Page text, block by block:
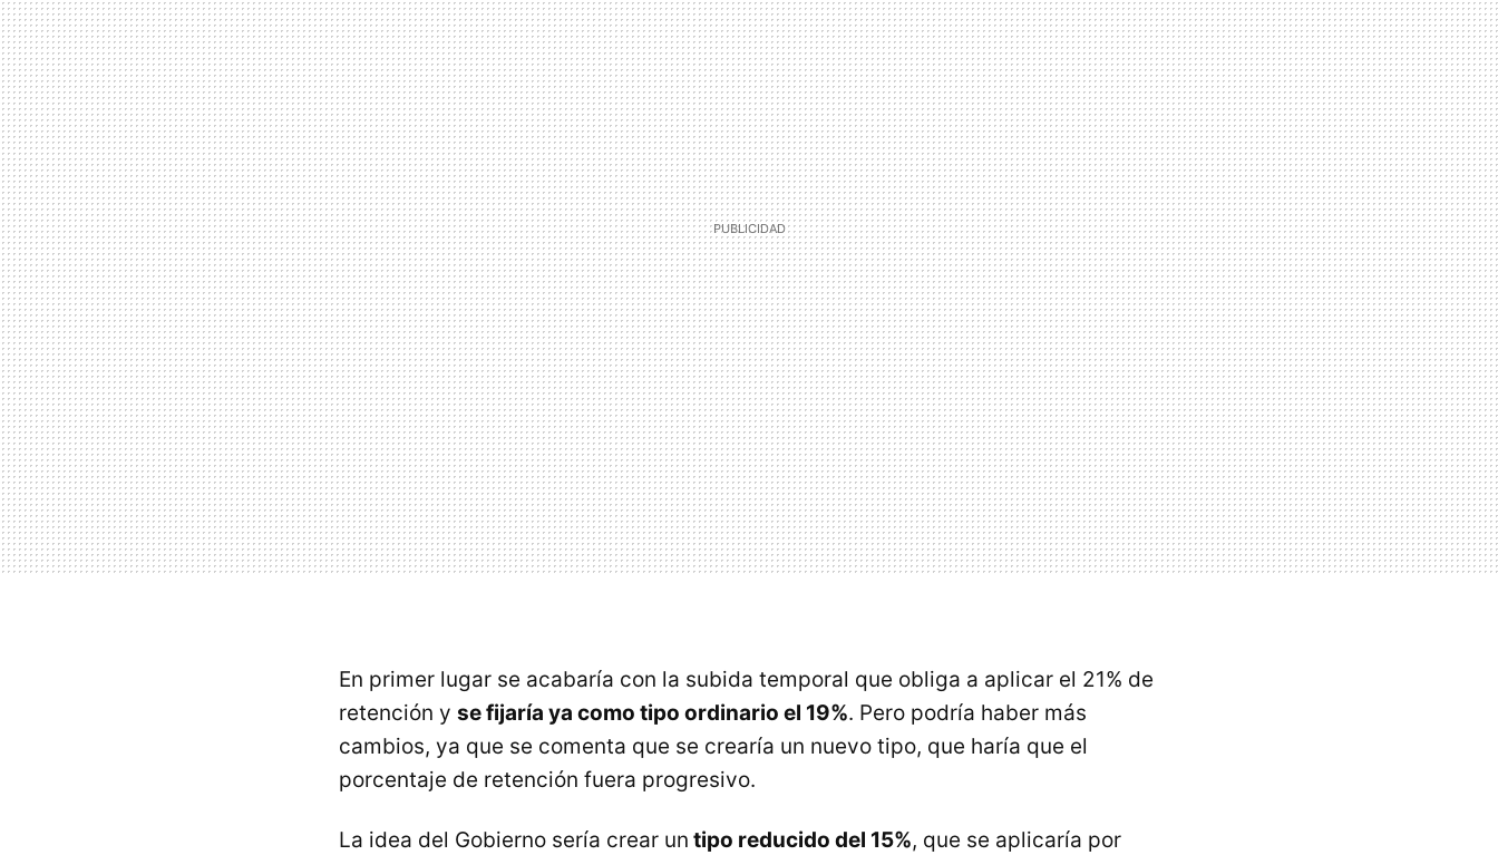
En primer lugar se acabaría con la subida temporal que obliga a aplicar el 21% de
retención y se fijaría ya como tipo ordinario el 19%. Pero podría haber más
cambios, ya que se comenta que se crearía un nuevo tipo, que haría que el
porcentaje de retención fuera progresivo.
La idea del Gobierno sería crear un tipo reducido del 15%, que se aplicaría por